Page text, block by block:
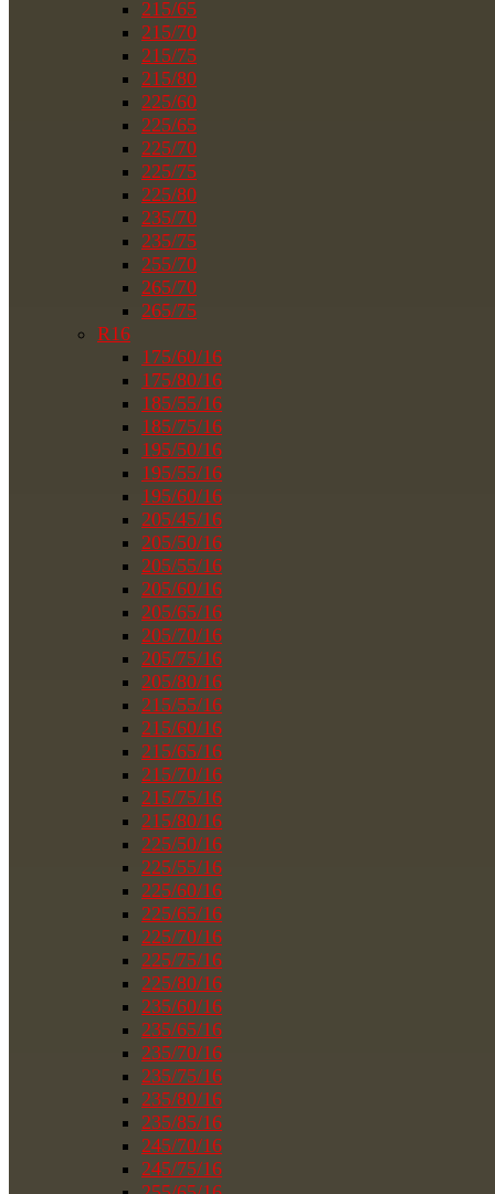
215/65
215/70
215/75
215/80
225/60
225/65
225/70
225/75
225/80
235/70
235/75
255/70
265/70
265/75
R16
175/60/16
175/80/16
185/55/16
185/75/16
195/50/16
195/55/16
195/60/16
205/45/16
205/50/16
205/55/16
205/60/16
205/65/16
205/70/16
205/75/16
205/80/16
215/55/16
215/60/16
215/65/16
215/70/16
215/75/16
215/80/16
225/50/16
225/55/16
225/60/16
225/65/16
225/70/16
225/75/16
225/80/16
235/60/16
235/65/16
235/70/16
235/75/16
235/80/16
235/85/16
245/70/16
245/75/16